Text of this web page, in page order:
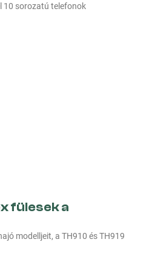
10 sorozatú telefonok
fülesek a
modelljeit, a TH910 és TH919